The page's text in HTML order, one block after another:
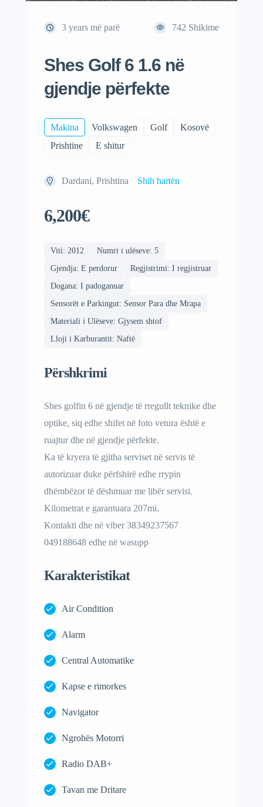
3 years më parë 742 Shikime
Shes Golf 6 1.6 në
gjendje përfekte
Makina Volkswagen Golf
Kosovë
Prishtine
E shitur
Dardani, Prishtina Shih hartën
6,200€
Viti: 2012
Numri i ulëseve: 5
Gjendja: E perdorur
Regjistrimi: I regjistruar
Dogana: I padoganuar
Sensorët e Parkingut: Sensor Para dhe Mrapa
Materiali i Ulëseve: Gjysem shtof
Lloji i Karburantit: Naftë
Përshkrimi
Shes golfin 6 në gjendje të rregullt teknike dhe
optike, siq edhe shifet në foto vetura është e
ruajtur dhe në gjendje përfekte.
Ka të kryera të gjitha serviset në servis të
autorizuar duke përfshirë edhe rrypin
dhëmbëzor të dëshmuar me libër servisi.
Kilometrat e garantuara 207mi.
Kontakti dhe në viber 38349237567
049188648 edhe në wasupp
Karakteristikat
Air Condition
Alarm
Central Automatike
Kapse e rimorkes
Navigator
Ngrohës Motorri
Radio DAB+
Tavan me Dritare